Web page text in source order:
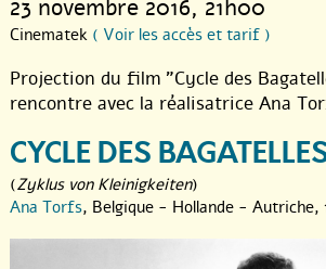
23 novembre 2016, 21h00
Cinematek ( Voir les accès et tarif )
Projection du film "Cycle des
rencontre avec la réalisatrice Ana
CYCLE DES
(Zyklus von Kleinigkeiten)
Ana Torfs, Belgique - Hollande - Autriche,